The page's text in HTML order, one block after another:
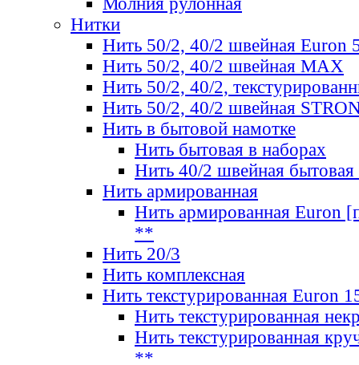
Нитки
Нить 50/2, 40/2 швейная Euron
Нить 50/2, 40/2 швейная МАХ
Нить 50/2, 40/2,
Нить 50/2, 40/2 швейная
Нить в бытовой намотке
Нить бытовая в наборах
Нить 40/2 швейная бытовая
Нить армированная
Нить армированная Euron
**
Нить 20/3
Нить комплексная
Нить текстурированная Euron
Нить текстурированная
Нить текстурированная
**